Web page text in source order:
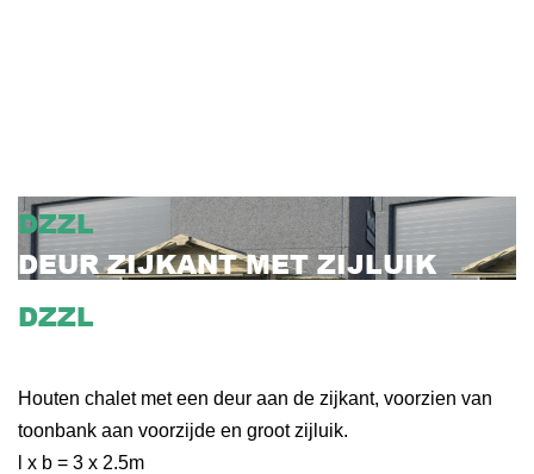
DZZL
DEUR ZIJKANT MET ZIJLUIK
DZZL
Houten chalet met een deur aan de zijkant, voorzien van
toonbank aan voorzijde en groot zijluik.
l x b = 3 x 2.5m